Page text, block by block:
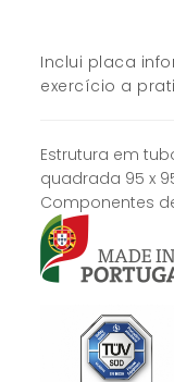
Inclui placa
exercício a
Estrutura em
quadrada 95 x
Componentes